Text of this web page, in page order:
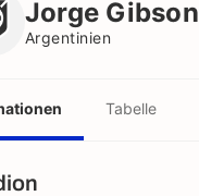
Jorge Gibson
Argentinien
Tabelle